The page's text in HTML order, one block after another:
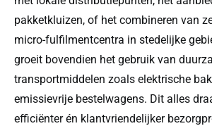
pakketkluizen, of het combineren van
micro-fulfilmentcentra in stedelijke
groeit bovendien het gebruik van
transportmiddelen zoals elektrische
emissievrije bestelwagens. Dit alles
efficiënter én klantvriendelijker